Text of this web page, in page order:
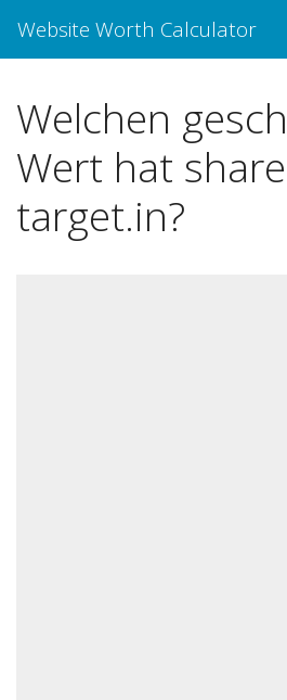
Website Worth Calculator
Welchen
Wert hat
target.in?